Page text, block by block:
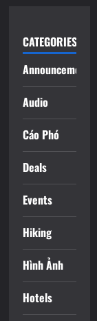
CATEGORIES
Announcements
Audio
Cáo Phó
Deals
Events
Hiking
Hình Ảnh
Hotels